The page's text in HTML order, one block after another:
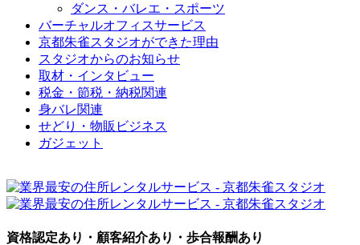
ダンス・バレエ・スポーツ
バーチャルオフィスサービス
京都朱雀スタジオができた理由
スタジオからのお知らせ
取材・インタビュー
税金・節税・納税関連
身バレ関連
せどり・物販ビジネス
ガジェット
資格認定あり・顧客紹介あり・歩合報酬あり